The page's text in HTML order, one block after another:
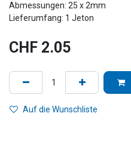
Abmessungen: 25 x 2mm
Lieferumfang: 1 Jeton
CHF 2.05
Auf die Wunschliste